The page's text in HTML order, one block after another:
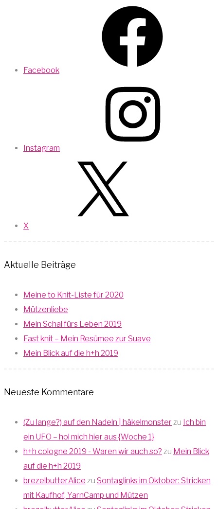
Facebook
Instagram
X
Aktuelle Beiträge
Meine to Knit-Liste für 2020
Mützenliebe
Mein Schal fürs Leben 2019
Fast knit – Mein Resümee zur Suave
Mein Blick auf die h+h 2019
Neueste Kommentare
(Zu lange?) auf den Nadeln | häkelmonster zu Ich bin
ein UFO – hol mich hier aus {Woche 1}
h+h cologne 2019 - Waren wir auch so? zu Mein Blick
auf die h+h 2019
brezelbutterAlice zu Sontaglinks im Oktober: Stricken
mit Kaufhof, YarnCamp und Mützen